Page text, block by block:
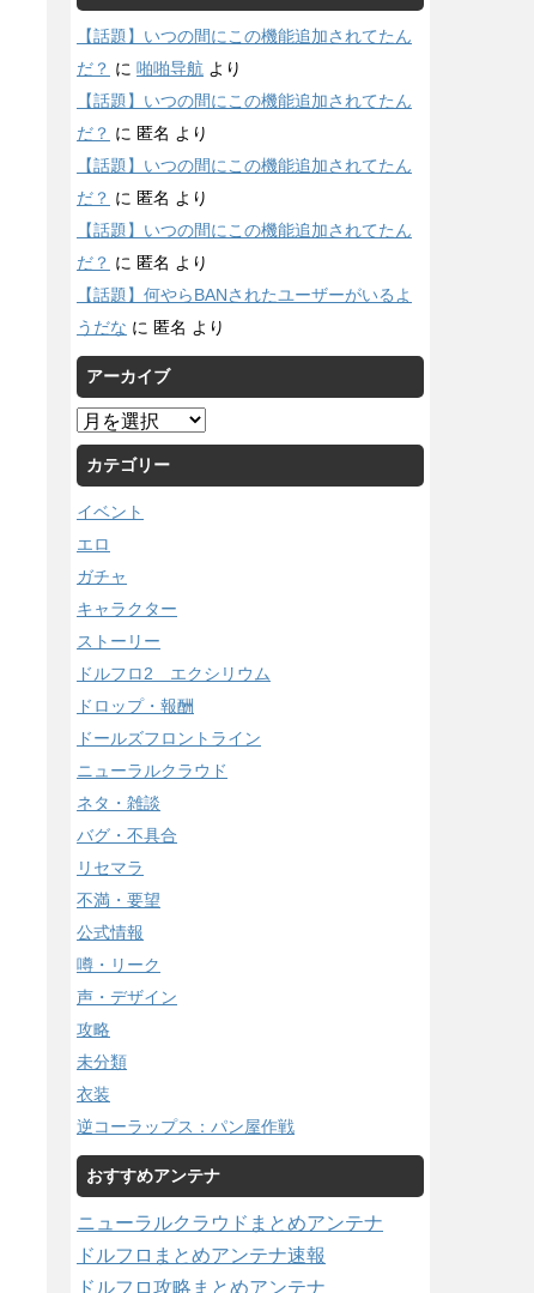
【話題】いつの間にこの機能追加されてたん
だ？ に 啪啪导航 より
【話題】いつの間にこの機能追加されてたん
だ？ に 匿名 より
【話題】いつの間にこの機能追加されてたん
だ？ に 匿名 より
【話題】いつの間にこの機能追加されてたん
だ？ に 匿名 より
【話題】何やらBANされたユーザーがいるよ
うだな に 匿名 より
アーカイブ
ア
ー
カ
イ
ブ
カテゴリー
イベント
エロ
ガチャ
キャラクター
ストーリー
ドルフロ2 エクシリウム
ドロップ・報酬
ドールズフロントライン
ニューラルクラウド
ネタ・雑談
バグ・不具合
リセマラ
不満・要望
公式情報
噂・リーク
声・デザイン
攻略
未分類
衣装
逆コーラップス：パン屋作戦
おすすめアンテナ
ニューラルクラウドまとめアンテナ
ドルフロまとめアンテナ速報
ドルフロ攻略まとめアンテナ